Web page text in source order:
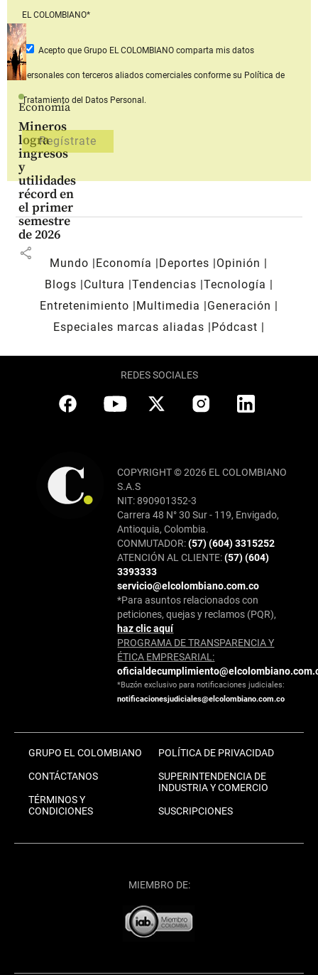
Economía
Mineros
logra
ingresos
y
utilidades
récord en
el primer
semestre
de 2026
share
EL COLOMBIANO*
Acepto que Grupo EL COLOMBIANOcomparta mis datos
personales con terceros aliados comerciales conforme su Política de
Tratamiento del Datos Personal.
Mundo Economía Deportes
Opinión
Blogs
Cultura Tendencias Tecnología
Entretenimiento
Multimedia
Generación
Especiales marcas aliadas
Pódcast
REDES SOCIALES
COPYRIGHT © 2026 EL COLOMBIANO
S.A.S
NIT: 890901352-3
Carrera 48 N° 30 Sur - 119, Envigado,
Antioquia, Colombia.
CONMUTADOR:(57) (604) 3315252
ATENCIÓN AL CLIENTE:(57) (604)
3393333
servicio@elcolombiano.com.co
*Para asuntos relacionados con
peticiones, quejas y reclamos (PQR),
haz clic aquí
PROGRAMA DE TRANSPARENCIA Y
ÉTICA EMPRESARIAL:
*Buzón exclusivo para notificaciones judiciales:
notificacionesjudiciales@elcolombiano.com.co
GRUPO EL COLOMBIANO
CONTÁCTANOS
TÉRMINOS Y
CONDICIONES
POLÍTICA DE PRIVACIDAD
SUPERINTENDENCIA DE
INDUSTRIA Y COMERCIO
SUSCRIPCIONES
MIEMBRO DE: